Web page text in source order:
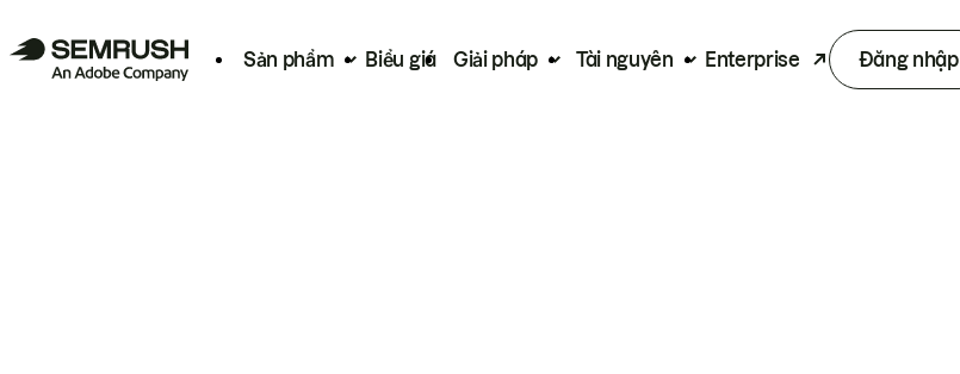
Sản phẩm Biểu giá Giải pháp Tài nguyên Enterprise Đăng nhập